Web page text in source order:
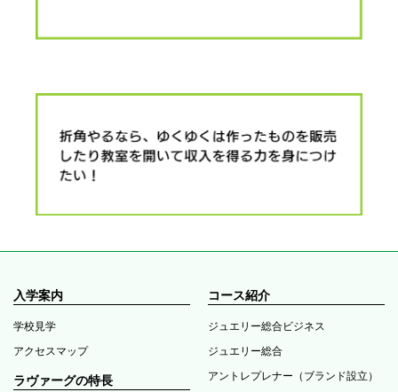
入学案内
学校見学
アクセスマップ
ラヴァーグの特長
コース紹介
ジュエリー総合ビジネス
ジュエリー総合
アントレプレナー（ブランド設立）